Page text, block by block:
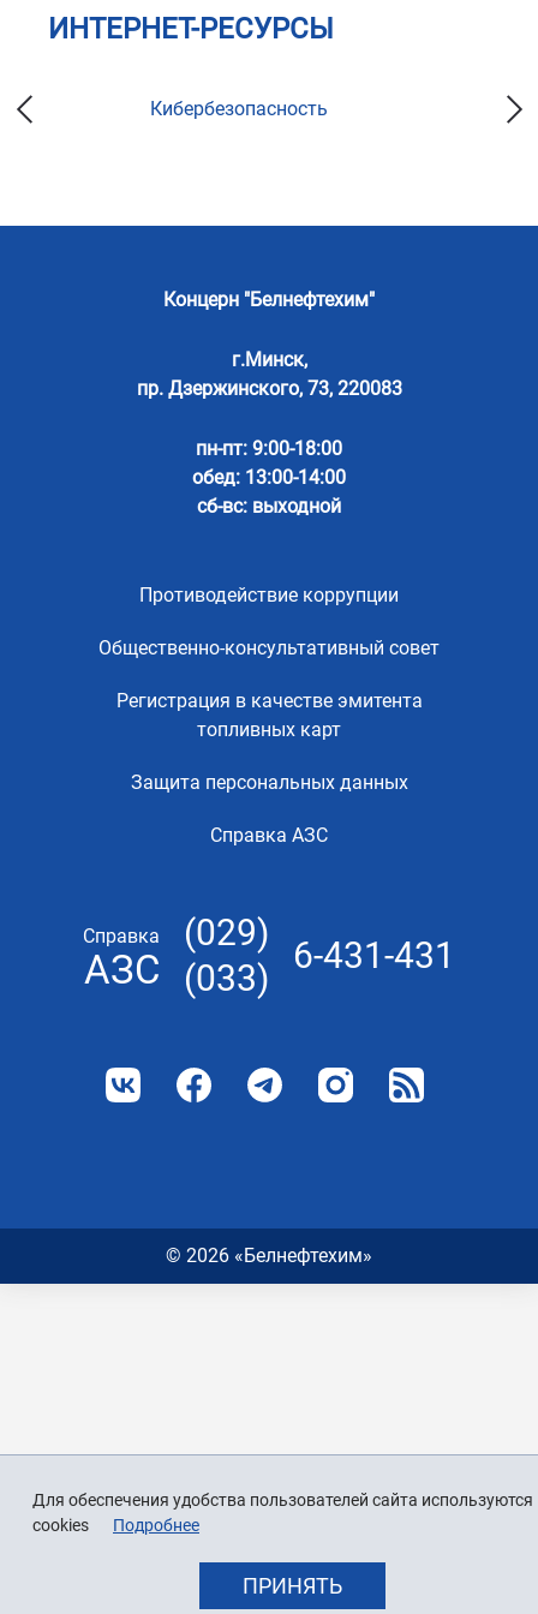
Для обеспечения удобства пользователей сайта используются
cookies
Подробнее
ПРИНЯТЬ
ИНТЕРНЕТ-РЕСУРСЫ
Кибербезопасность
Концерн "Белнефтехим"
г.Минск,
пр. Дзержинского, 73, 220083
пн-пт: 9:00-18:00
обед: 13:00-14:00
сб-вс: выходной
Противодействие коррупции
Общественно-консультативный совет
Регистрация в качестве эмитента
топливных карт
Защита персональных данных
Справка АЗС
Справка
АЗС
(029)
(033)
6-431-431
© 2026 «Белнефтехим»